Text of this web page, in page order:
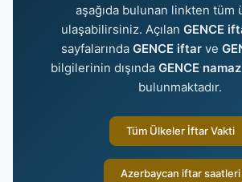
aşağıda bulunan linkten tüm
ulaşabilirsiniz. Açılan GENCE
sayfalarında GENCE iftar ve
bilgilerinin dışında GENCE
bulunmaktadır.
Tüm Ülkeler İftar Vakti
Azerbaycan iftar saatleri